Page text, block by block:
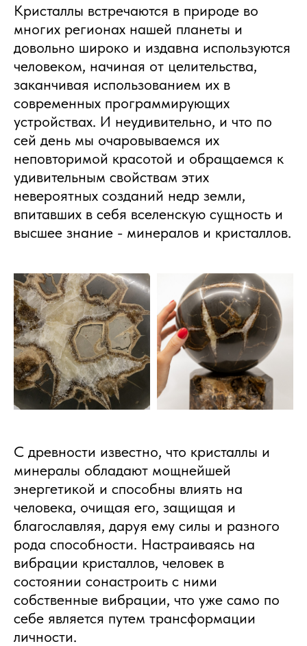
Кристаллы встречаются в природе во
многих регионах нашей планеты и
довольно широко и издавна используются
человеком, начиная от целительства,
заканчивая использованием их в
современных программирующих
устройствах. И неудивительно, и что по
сей день мы очаровываемся их
неповторимой красотой и обращаемся к
удивительным свойствам этих
невероятных созданий недр земли,
впитавших в себя вселенскую сущность и
высшее знание - минералов и кристаллов.
С древности известно, что кристаллы и
минералы обладают мощнейшей
энергетикой и способны влиять на
человека, очищая его, защищая и
благославляя, даруя ему силы и разного
рода способности. Настраиваясь на
вибрации кристаллов, человек в
состоянии сонастроить с ними
собственные вибрации, что уже само по
себе является путем трансформации
личности.